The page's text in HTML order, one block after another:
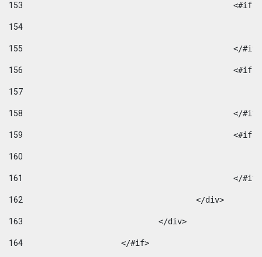
153
154
155
</
156
157
158
</
159
160
161
</
162
					</div>
163
				</div>
164
			</#if>